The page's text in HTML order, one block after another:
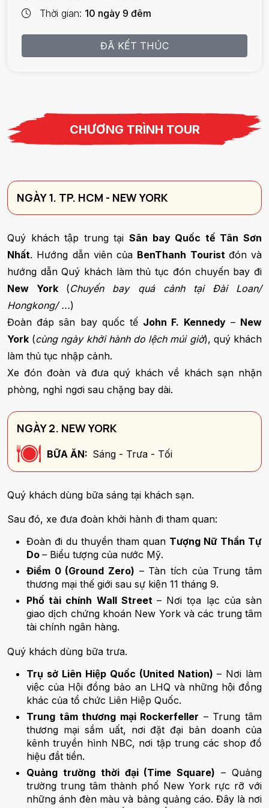
Thời gian 10 ngày 9 đêm
ĐÃ KẾT THÚC
CHƯƠNG TRÌNH TOUR
NGÀY 1. TP. HCM - NEW YORK
Quý khách tập trung tại Sân bay Quốc tế Tân Sơn
Nhất. Hướng dẫn viên của BenThanh Tourist đón và
hướng dẫn Quý khách làm thủ tục đón chuyến bay đi
New York (Chuyến bay quá cảnh tại Đài Loan/
Hongkong/ ...)
Đoàn đáp sân bay quốc tế John F. Kennedy– New
York (cùng ngày khởi hành do lệch múi giờ), quý khách
làm thủ tục nhập cảnh.
Xe đón đoàn và đưa quý khách về khách sạn nhận
phòng, nghỉ ngơi sau chặng bay dài.
NGÀY 2. NEW YORK
BỮA ĂN: Sáng - Trưa - Tối
Quý khách dùng bữa sáng tại khách sạn.
Sau đó, xe đưa đoàn khởi hành đi tham quan:
Đoàn đi du thuyền tham quan Tượng Nữ Thần Tự
Do – Biểu tượng của nước Mỹ.
Điểm 0 (Ground Zero) – Tàn tích của Trung tâm
thương mại thế giới sau sự kiện 11 tháng 9.
Phố tài chính Wall Street – Nơi tọa lạc của sàn
giao dịch chứng khoán New York và các trung tâm
tài chính ngân hàng.
Quý khách dùng bữa trưa.
Trụ sở Liên Hiệp Quốc (United Nation) – Nơi làm
việc của Hội đồng bảo an LHQ và những hội đồng
khác của tổ chức Liên Hiệp Quốc.
Trung tâm thương mại Rockerfeller – Trung tâm
thương mại sầm uất, nơi đặt đại bản doanh của
kênh truyền hình NBC, nơi tập trung các shop đồ
hiệu đắt tiền.
Quảng trường thời đại (Time Square) – Quảng
trường trung tâm thành phố New York rực rỡ với
những ánh đèn màu và bảng quảng cáo. Đây là nơi